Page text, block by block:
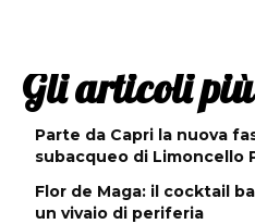
Gli articoli
Parte da Capri la nuova
subacqueo di Limoncello
Flor de Maga: il cocktail
un vivaio di periferia